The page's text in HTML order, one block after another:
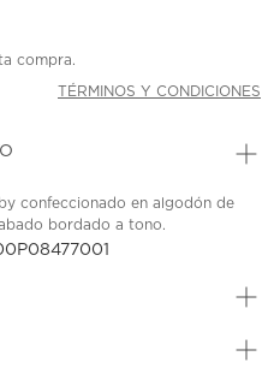
compra.
TÉRMINOS Y CONDICIONES
confeccionado en algodón de
bordado a tono.